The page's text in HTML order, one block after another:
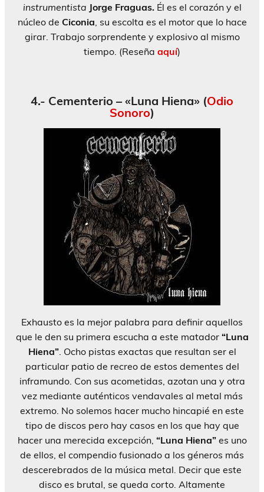
instrumentista Jorge Fraguas. Él es el corazón y el
núcleo de Ciconia , su escolta es el motor que lo hace
girar. Trabajo sorprendente y explosivo al mismo
tiempo. (Reseña aquí)
4.- Cementerio – «Luna Hiena» (Odio
Sonoro)
Exhausto es la mejor palabra para definir aquellos
que le den su primera escucha a este matador “Luna
Hiena”. Ocho pistas exactas que resultan ser el
particular patio de recreo de estos dementes del
inframundo. Con sus acometidas, azotan una y otra
vez mediante auténticos vendavales al metal más
extremo. No solemos hacer mucho hincapié en este
tipo de discos pero hay casos en los que hay que
hacer una merecida excepción, “Luna Hiena”es uno
de ellos, el compendio fusionado a los géneros más
descerebrados de la música metal. Decir que este
disco es brutal, se queda corto. Altamente